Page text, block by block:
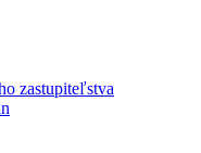
zastupiteľstva